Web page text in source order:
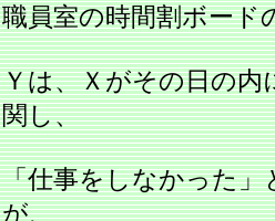
職員室の時間割ボード
Ｙは、Ｘがその日の内
関し、
「仕事をしなかった」
が、